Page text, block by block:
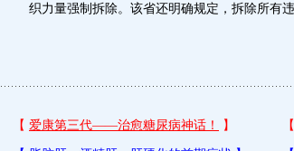
织力量强制拆除。该省还明确规定，拆除所有